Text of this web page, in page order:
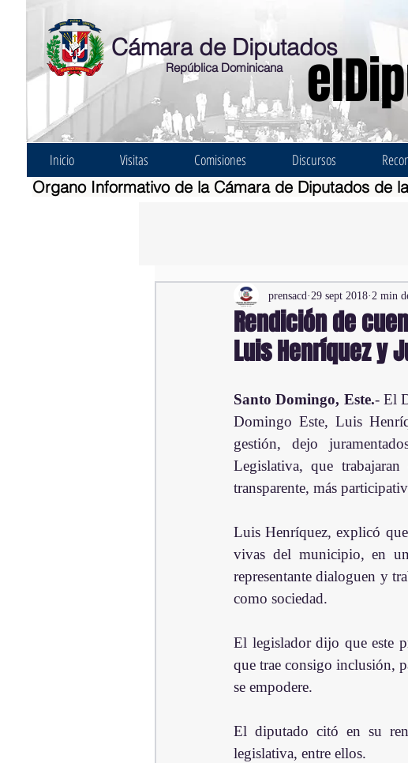
Cámara de Diputados
República Dominicana
Inicio Visitas Comisiones Discursos
Organo Informativo de la Cámara de Diputados de
Rendición de
Luis Henríquez y
prensacd 29 sept 2018 2 min
Santo Domingo, Este.- El
Domingo Este, Luis
gestión, dejo
Legislativa, que
transparente, más
Luis Henríquez, explicó
vivas del municipio, en
representante dialoguen y
como sociedad.
El legislador dijo que este
que trae consigo inclusión,
se empodere.
El diputado citó en su
legislativa, entre ellos.